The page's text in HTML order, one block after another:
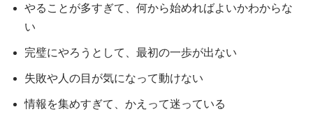
やることが多すぎて、何から始めればよいかわからな
い
完璧にやろうとして、最初の一歩が出ない
失敗や人の目が気になって動けない
情報を集めすぎて、かえって迷っている